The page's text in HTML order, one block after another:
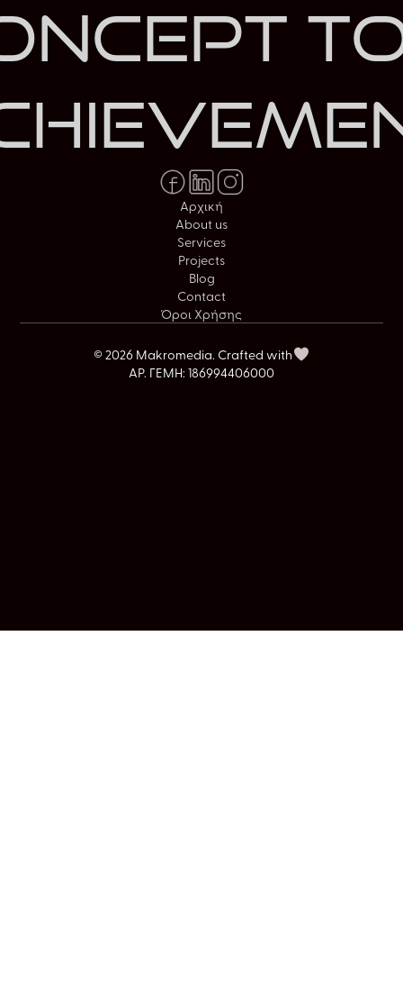
Αρχική
About us
Services
Projects
Blog
Contact
Όροι Χρήσης
© 2026 Makromedia. Crafted with
ΑΡ. ΓΕΜΗ: 186994406000